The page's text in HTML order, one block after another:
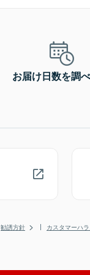
お届け日数を調
勧誘方針 カスタマーハ